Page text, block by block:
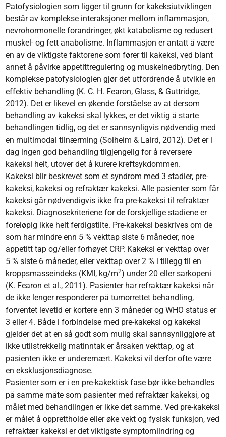
Patofysiologien som ligger til grunn for kakeksiutviklingen
består av komplekse interaksjoner mellom inflammasjon,
nevrohormonelle forandringer, økt katabolisme og redusert
muskel- og fett anabolisme. Inflammasjon er antatt å være
en av de viktigste faktorene som fører til kakeksi, ved blant
annet å påvirke appetittregulering og muskelnedbryting. Den
komplekse patofysiologien gjør det utfordrende å utvikle en
effektiv behandling (K. C. H. Fearon, Glass, & Guttridge,
2012). Det er likevel en økende forståelse av at dersom
behandling av kakeksi skal lykkes, er det viktig å starte
behandlingen tidlig, og det er sannsynligvis nødvendig med
en multimodal tilnærming (Solheim & Laird, 2012). Det er i
dag ingen god behandling tilgjengelig for å reversere
kakeksi helt, utover det å kurere kreftsykdommen.
Kakeksi blir beskrevet som et syndrom med 3 stadier, pre-
kakeksi, kakeksi og refraktær kakeksi. Alle pasienter som får
kakeksi går nødvendigvis ikke fra pre-kakeksi til refraktær
kakeksi. Diagnosekriteriene for de forskjellige stadiene er
foreløpig ikke helt ferdigstilte. Pre-kakeksi beskrives om de
som har mindre enn 5 % vekttap siste 6 måneder, noe
appetitt tap og/eller forhøyet CRP. Kakeksi er vekttap over
5 % siste 6 måneder, eller vekttap over 2 % i tillegg til en
kroppsmasseindeks (KMI, kg/m2) under 20 eller sarkopeni
(K. Fearon et al., 2011). Pasienter har refraktær kakeksi når
de ikke lenger responderer på tumorrettet behandling,
forventet levetid er kortere enn 3 måneder og WHO status er
3 eller 4. Både i forbindelse med pre-kakeksi og kakeksi
gjelder det at en så godt som mulig skal sannsynliggjøre at
ikke utilstrekkelig matinntak er årsaken vekttap, og at
pasienten ikke er underernært. Kakeksi vil derfor ofte være
en eksklusjonsdiagnose.
Pasienter som er i en pre-kakektisk fase bør ikke behandles
på samme måte som pasienter med refraktær kakeksi, og
målet med behandlingen er ikke det samme. Ved pre-kakeksi
er målet å opprettholde eller øke vekt og fysisk funksjon, ved
refraktær kakeksi er det viktigste symptomlindring og